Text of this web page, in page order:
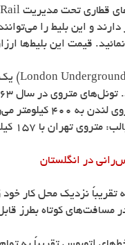
قطاری تحت مدیریت
دارند و این بلیط را
نمائید. قیمت این بلیط‌ها
London Underground
با 157 کیلومتر در رتبه 24 قرار دارد.)
در انگلستان
تقریباً نزدیک محل کار
مسافت‌های کوتاه بطرز